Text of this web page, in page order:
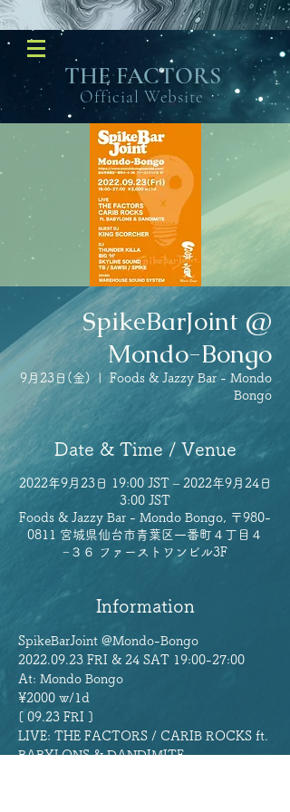
​THE FACTORS
Official Website
SpikeBarJoint @
Mondo-Bongo
9月23日(金)
Foods & Jazzy Bar - Mondo
Bongo
Date & Time / Venue
2022年9月23日 19:00 JST – 2022年9月24日
3:00 JST
Foods & Jazzy Bar - Mondo Bongo, 〒980-
0811 宮城県仙台市青葉区一番町４丁目４
−３６ ファーストワンビル3F
Information
SpikeBarJoint @Mondo-Bongo
2022.09.23 FRI & 24 SAT 19:00-27:00
At: Mondo Bongo
¥2000 w/1d
[ 09.23 FRI ]
LIVE: THE FACTORS / CARIB ROCKS ft.
BABYLONS & DANDIMITE